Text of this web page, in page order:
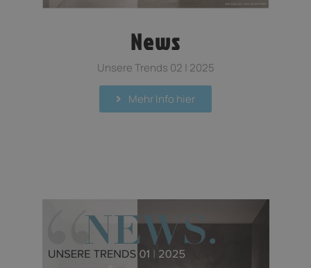
News
Unsere Trends 02 | 2025
Mehr Info hier